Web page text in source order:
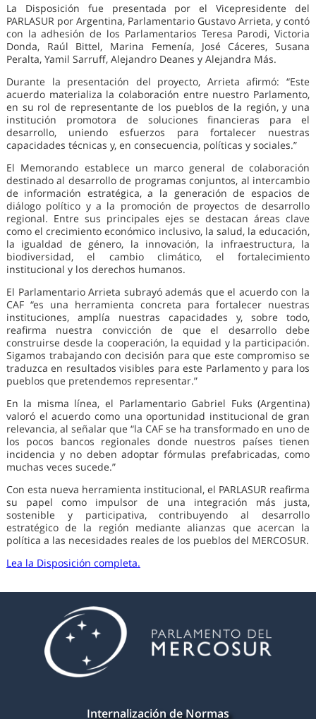
La Disposición fue presentada por el Vicepresidente del
PARLASUR por Argentina, Parlamentario Gustavo Arrieta, y contó
con la adhesión de los Parlamentarios Teresa Parodi, Victoria
Donda, Raúl Bittel, Marina Femenía, José Cáceres, Susana
Peralta, Yamil Sarruff, Alejandro Deanes y Alejandra Más.
Durante la presentación del proyecto, Arrieta afirmó: “Este
acuerdo materializa la colaboración entre nuestro Parlamento,
en su rol de representante de los pueblos de la región, y una
institución promotora de soluciones financieras para el
desarrollo, uniendo esfuerzos para fortalecer nuestras
capacidades técnicas y, en consecuencia, políticas y sociales.”
El Memorando establece un marco general de colaboración
destinado al desarrollo de programas conjuntos, al intercambio
de información estratégica, a la generación de espacios de
diálogo político y a la promoción de proyectos de desarrollo
regional. Entre sus principales ejes se destacan áreas clave
como el crecimiento económico inclusivo, la salud, la educación,
la igualdad de género, la innovación, la infraestructura, la
biodiversidad, el cambio climático, el fortalecimiento
institucional y los derechos humanos.
El Parlamentario Arrieta subrayó además que el acuerdo con la
CAF “es una herramienta concreta para fortalecer nuestras
instituciones, amplía nuestras capacidades y, sobre todo,
reafirma nuestra convicción de que el desarrollo debe
construirse desde la cooperación, la equidad y la participación.
Sigamos trabajando con decisión para que este compromiso se
traduzca en resultados visibles para este Parlamento y para los
pueblos que pretendemos representar.”
En la misma línea, el Parlamentario Gabriel Fuks (Argentina)
valoró el acuerdo como una oportunidad institucional de gran
relevancia, al señalar que “la CAF se ha transformado en uno de
los pocos bancos regionales donde nuestros países tienen
incidencia y no deben adoptar fórmulas prefabricadas, como
muchas veces sucede.”
Con esta nueva herramienta institucional, el PARLASUR reafirma
su papel como impulsor de una integración más justa,
sostenible y participativa, contribuyendo al desarrollo
estratégico de la región mediante alianzas que acercan la
política a las necesidades reales de los pueblos del MERCOSUR.
Lea la Disposición completa.
Internalización de Normas